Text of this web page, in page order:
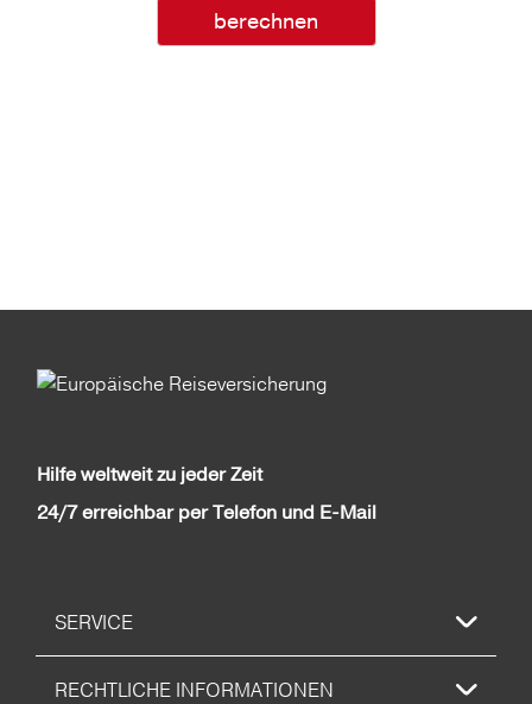
berechnen
Hilfe weltweit zu jeder Zeit
24/7 erreichbar per Telefon und E-Mail
SERVICE
RECHTLICHE INFORMATIONEN